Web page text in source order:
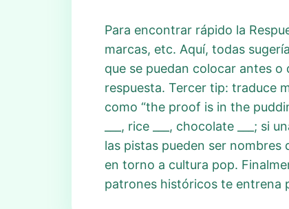
Para encontrar rápido la
marcas, etc. Aquí, todas
que se puedan colocar antes
respuesta. Tercer tip: traduce
como “the proof is in the
___, rice ___, chocolate ___;
las pistas pueden ser nombres
en torno a cultura pop.
patrones históricos te entrena